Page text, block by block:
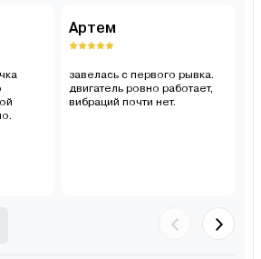
Артем
завелась с первого рывка.
двигатель ровно работает,
вибраций почти нет.